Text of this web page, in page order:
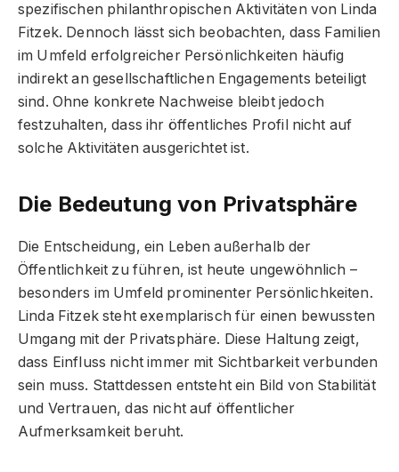
spezifischen philanthropischen Aktivitäten von Linda
Fitzek. Dennoch lässt sich beobachten, dass Familien
im Umfeld erfolgreicher Persönlichkeiten häufig
indirekt an gesellschaftlichen Engagements beteiligt
sind. Ohne konkrete Nachweise bleibt jedoch
festzuhalten, dass ihr öffentliches Profil nicht auf
solche Aktivitäten ausgerichtet ist.
Die Bedeutung von Privatsphäre
Die Entscheidung, ein Leben außerhalb der
Öffentlichkeit zu führen, ist heute ungewöhnlich –
besonders im Umfeld prominenter Persönlichkeiten.
Linda Fitzek steht exemplarisch für einen bewussten
Umgang mit der Privatsphäre. Diese Haltung zeigt,
dass Einfluss nicht immer mit Sichtbarkeit verbunden
sein muss. Stattdessen entsteht ein Bild von Stabilität
und Vertrauen, das nicht auf öffentlicher
Aufmerksamkeit beruht.